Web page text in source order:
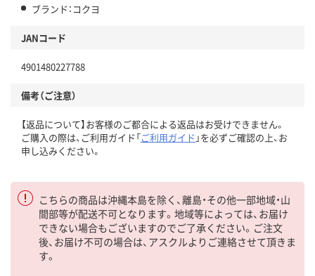
ブランド：コクヨ
JANコード
4901480227788
備考（ご注意）
【返品について】お客様のご都合による返品はお受けできません。
ご購入の際は、ご利用ガイド「ご利用ガイド 」を必ずご確認の上、お
申し込みください。
こちらの商品は沖縄本島を除く、離島・その他一部地域・山
間部等が配送不可となります。地域等によっては、お届け
できない場合もございますのでご了承ください。ご注文
後、お届け不可の場合は、アスクルよりご連絡させて頂きま
す。